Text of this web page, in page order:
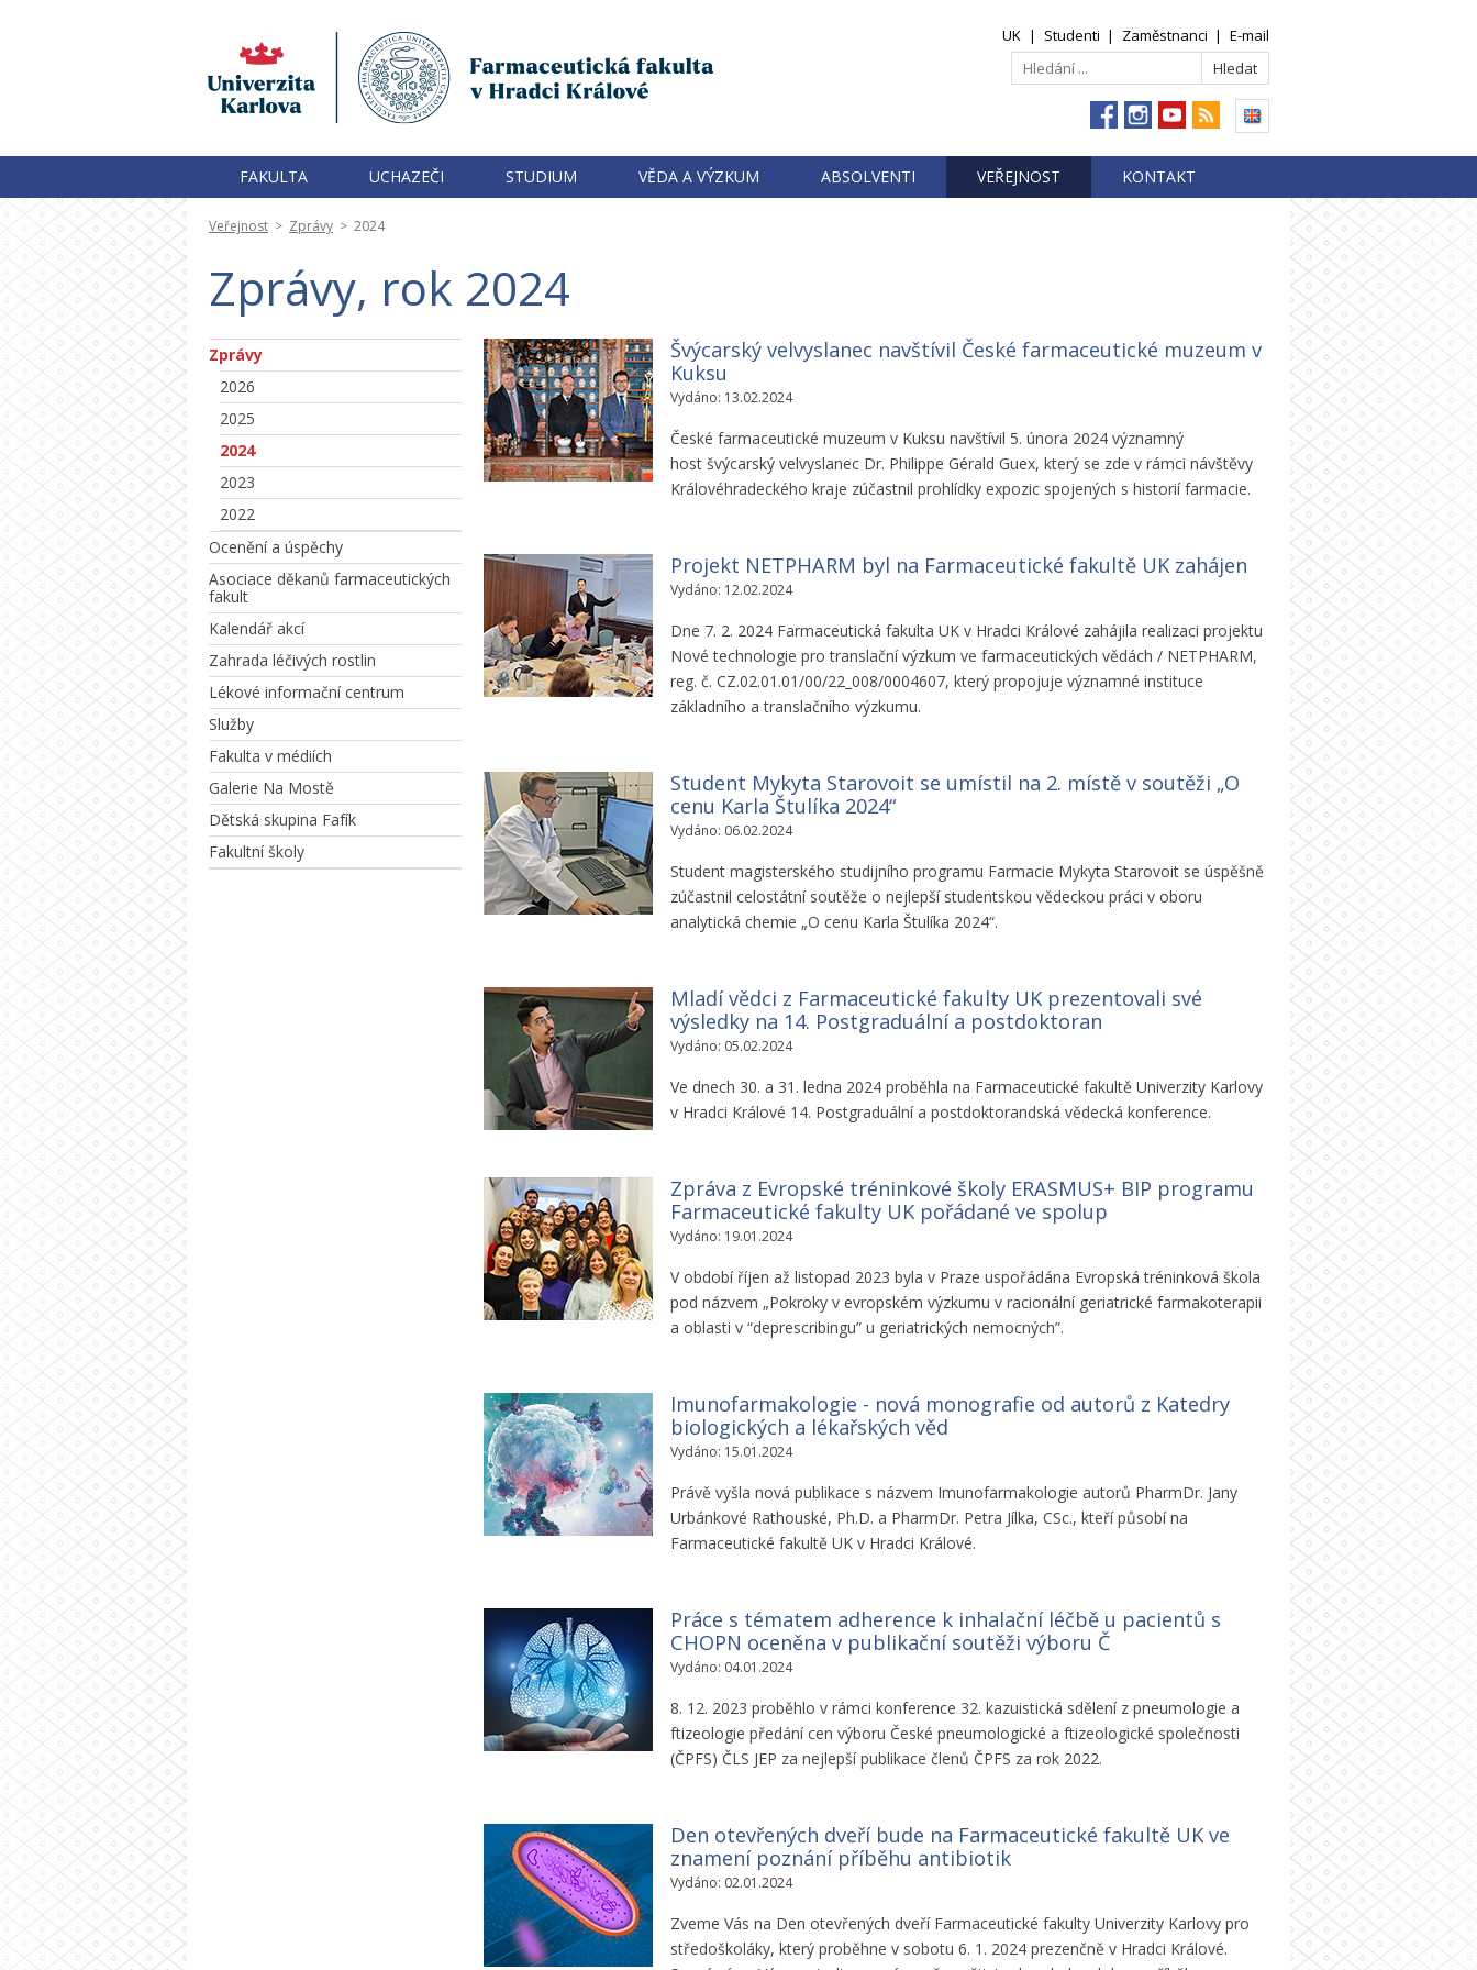
UK | Studenti | Zaměstnanci | E-mail
FAKULTA UCHAZEČI STUDIUM VĚDA A VÝZKUM ABSOLVENTI VEŘEJNOST KONTAKT
Veřejnost > Zprávy > 2024
Zprávy, rok 2024
Zprávy
2026
2025
2024
2023
2022
Ocenění a úspěchy
Asociace děkanů farmaceutických
fakult
Kalendář akcí
Zahrada léčivých rostlin
Lékové informační centrum
Služby
Fakulta v médiích
Galerie Na Mostě
Dětská skupina Fafík
Fakultní školy
Švýcarský velvyslanec navštívil České farmaceutické muzeum v
Kuksu
Vydáno: 13.02.2024
České farmaceutické muzeum v Kuksu navštívil 5. února 2024 významný
host švýcarský velvyslanec Dr. Philippe Gérald Guex, který se zde v rámci návštěvy
Královéhradeckého kraje zúčastnil prohlídky expozic spojených s historií farmacie.
Projekt NETPHARM byl na Farmaceutické fakultě UK zahájen
Vydáno: 12.02.2024
Dne 7. 2. 2024 Farmaceutická fakulta UK v Hradci Králové zahájila realizaci projektu
Nové technologie pro translační výzkum ve farmaceutických vědách / NETPHARM,
reg. č. CZ.02.01.01/00/22_008/0004607, který propojuje významné instituce
základního a translačního výzkumu.
Student Mykyta Starovoit se umístil na 2. místě v soutěži „O
cenu Karla Štulíka 2024“
Vydáno: 06.02.2024
Student magisterského studijního programu Farmacie Mykyta Starovoit se úspěšně
zúčastnil celostátní soutěže o nejlepší studentskou vědeckou práci v oboru
analytická chemie „O cenu Karla Štulíka 2024“.
Mladí vědci z Farmaceutické fakulty UK prezentovali své
výsledky na 14. Postgraduální a postdoktoran
Vydáno: 05.02.2024
Ve dnech 30. a 31. ledna 2024 proběhla na Farmaceutické fakultě Univerzity Karlovy
v Hradci Králové 14. Postgraduální a postdoktorandská vědecká konference.
Zpráva z Evropské tréninkové školy ERASMUS+ BIP programu
Farmaceutické fakulty UK pořádané ve spolup
Vydáno: 19.01.2024
V období říjen až listopad 2023 byla v Praze uspořádána Evropská tréninková škola
pod názvem „Pokroky v evropském výzkumu v racionální geriatrické farmakoterapii
a oblasti v “deprescribingu” u geriatrických nemocných”.
Imunofarmakologie - nová monografie od autorů z Katedry
biologických a lékařských věd
Vydáno: 15.01.2024
Právě vyšla nová publikace s názvem Imunofarmakologie autorů PharmDr. Jany
Urbánkové Rathouské, Ph.D. a PharmDr. Petra Jílka, CSc., kteří působí na
Farmaceutické fakultě UK v Hradci Králové.
Práce s tématem adherence k inhalační léčbě u pacientů s
CHOPN oceněna v publikační soutěži výboru Č
Vydáno: 04.01.2024
8. 12. 2023 proběhlo v rámci konference 32. kazuistická sdělení z pneumologie a
ftizeologie předání cen výboru České pneumologické a ftizeologické společnosti
(ČPFS) ČLS JEP za nejlepší publikace členů ČPFS za rok 2022.
Den otevřených dveří bude na Farmaceutické fakultě UK ve
znamení poznání příběhu antibiotik
Vydáno: 02.01.2024
Zveme Vás na Den otevřených dveří Farmaceutické fakulty Univerzity Karlovy pro
středoškoláky, který proběhne v sobotu 6. 1. 2024 prezenčně v Hradci Králové.